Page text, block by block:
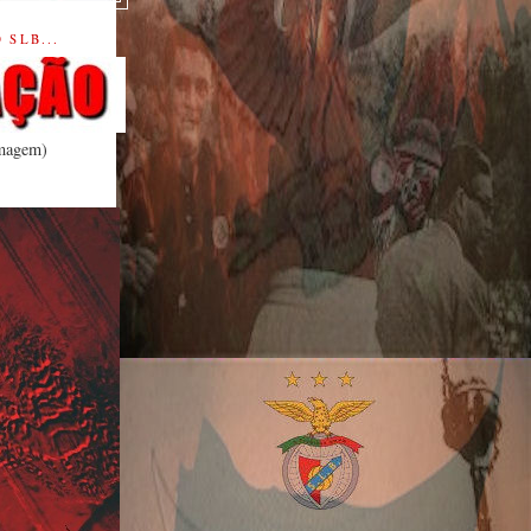
SLB...